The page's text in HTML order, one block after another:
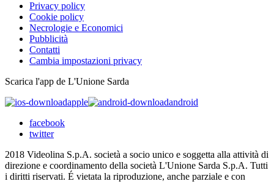
Privacy policy
Cookie policy
Necrologie e Economici
Pubblicità
Contatti
Cambia impostazioni privacy
Scarica l'app de L'Unione Sarda
apple
android
facebook
twitter
2018 Videolina S.p.A. società a socio unico e soggetta alla attività di
direzione e coordinamento della società L'Unione Sarda S.p.A. Tutti
i diritti riservati. É vietata la riproduzione, anche parziale e con